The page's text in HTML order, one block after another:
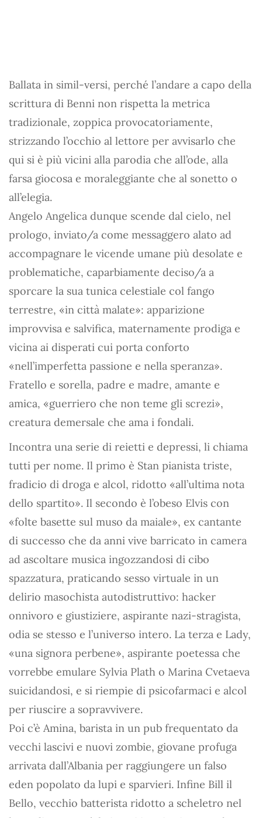
Ballata in simil-versi, perché l’andare a capo della
scrittura di Benni non rispetta la metrica
tradizionale, zoppica provocatoriamente,
strizzando l’occhio al lettore per avvisarlo che
qui si è più vicini alla parodia che all’ode, alla
farsa giocosa e moraleggiante che al sonetto o
all’elegia.
Angelo Angelica dunque scende dal cielo, nel
prologo, inviato/a come messaggero alato ad
accompagnare le vicende umane più desolate e
problematiche, caparbiamente deciso/a a
sporcare la sua tunica celestiale col fango
terrestre, «in città malate»: apparizione
improvvisa e salvifica, maternamente prodiga e
vicina ai disperati cui porta conforto
«nell’imperfetta passione e nella speranza».
Fratello e sorella, padre e madre, amante e
amica, «guerriero che non teme gli screzi»,
creatura demersale che ama i fondali.
Incontra una serie di reietti e depressi, li chiama
tutti per nome. Il primo è Stan pianista triste,
fradicio di droga e alcol, ridotto «all’ultima nota
dello spartito». Il secondo è l’obeso Elvis con
«folte basette sul muso da maiale», ex cantante
di successo che da anni vive barricato in camera
ad ascoltare musica ingozzandosi di cibo
spazzatura, praticando sesso virtuale in un
delirio masochista autodistruttivo: hacker
onnivoro e giustiziere, aspirante nazi-stragista,
odia se stesso e l’universo intero. La terza e Lady,
«una signora perbene», aspirante poetessa che
vorrebbe emulare Sylvia Plath o Marina Cvetaeva
suicidandosi, e si riempie di psicofarmaci e alcol
per riuscire a sopravvivere.
Poi c’è Amina, barista in un pub frequentato da
vecchi lascivi e nuovi zombie, giovane profuga
arrivata dall’Albania per raggiungere un falso
eden popolato da lupi e sparvieri. Infine Bill il
Bello, vecchio batterista ridotto a scheletro nel